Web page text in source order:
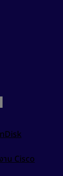
าน Cisco